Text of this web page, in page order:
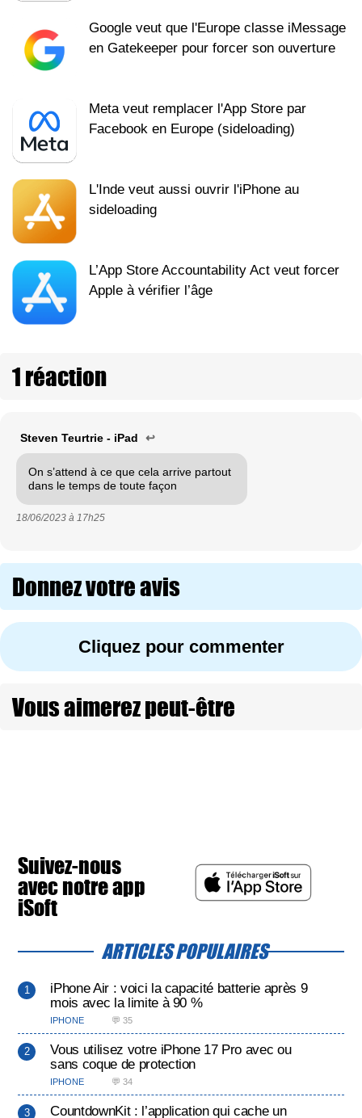
Google veut que l'Europe classe iMessage
en Gatekeeper pour forcer son ouverture
Meta veut remplacer l'App Store par
Facebook en Europe (sideloading)
L'Inde veut aussi ouvrir l'iPhone au
sideloading
L’App Store Accountability Act veut forcer
Apple à vérifier l’âge
1 réaction
Steven Teurtrie - iPad ↩
On s’attend à ce que cela arrive partout
dans le temps de toute façon
18/06/2023 à 17h25
Donnez votre avis
Cliquez pour commenter
Vous aimerez peut-être
Suivez-nous
avec notre app
iSoft
ARTICLES POPULAIRES
iPhone Air : voici la capacité batterie après 9
mois avec la limite à 90 %
IPHONE 💬 35
Vous utilisez votre iPhone 17 Pro avec ou
sans coque de protection
IPHONE 💬 34
CountdownKit : l’application qui cache un